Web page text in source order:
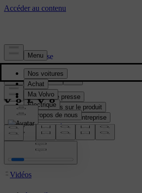
Média & Presse
Matériel de presse
Informations sur le produit
Informations sur l'entreprise
Contacts médias
location:
Vidéos